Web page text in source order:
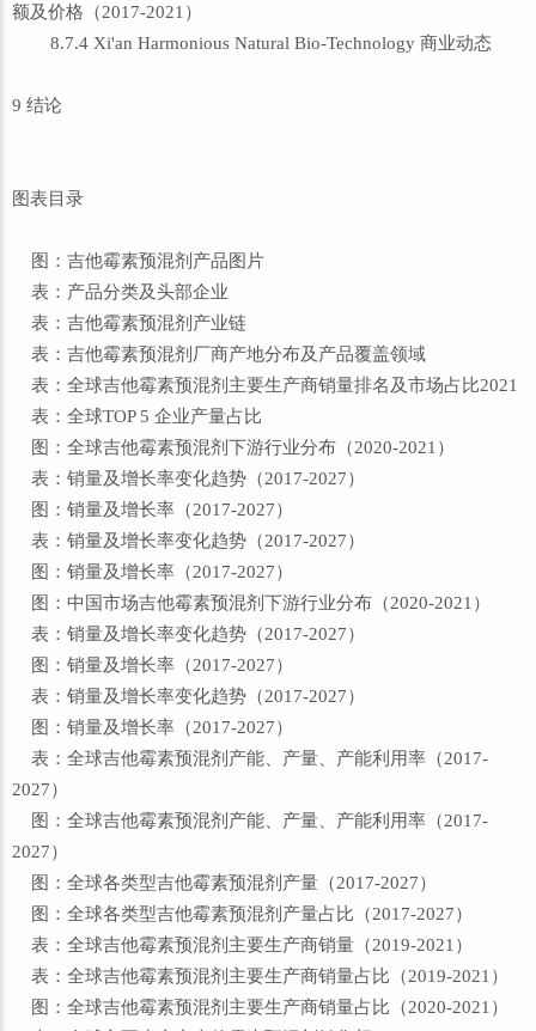
额及价格（2017-2021）
8.7.4 Xi'an Harmonious Natural Bio-Technology 商业动态
9 结论
图表目录
图：吉他霉素预混剂产品图片
表：产品分类及头部企业
表：吉他霉素预混剂产业链
表：吉他霉素预混剂厂商产地分布及产品覆盖领域
表：全球吉他霉素预混剂主要生产商销量排名及市场占比2021
表：全球TOP 5 企业产量占比
图：全球吉他霉素预混剂下游行业分布（2020-2021）
表：销量及增长率变化趋势（2017-2027）
图：销量及增长率（2017-2027）
表：销量及增长率变化趋势（2017-2027）
图：销量及增长率（2017-2027）
图：中国市场吉他霉素预混剂下游行业分布（2020-2021）
表：销量及增长率变化趋势（2017-2027）
图：销量及增长率（2017-2027）
表：销量及增长率变化趋势（2017-2027）
图：销量及增长率（2017-2027）
表：全球吉他霉素预混剂产能、产量、产能利用率（2017-
2027）
图：全球吉他霉素预混剂产能、产量、产能利用率（2017-
2027）
图：全球各类型吉他霉素预混剂产量（2017-2027）
图：全球各类型吉他霉素预混剂产量占比（2017-2027）
表：全球吉他霉素预混剂主要生产商销量（2019-2021）
表：全球吉他霉素预混剂主要生产商销量占比（2019-2021）
图：全球吉他霉素预混剂主要生产商销量占比（2020-2021）